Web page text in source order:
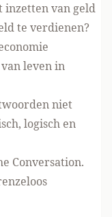
inzetten van geld
te verdienen?
leven in
niet
logisch en
Conversation.